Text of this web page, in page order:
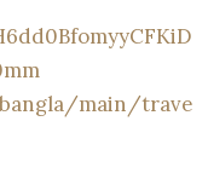
main/trave